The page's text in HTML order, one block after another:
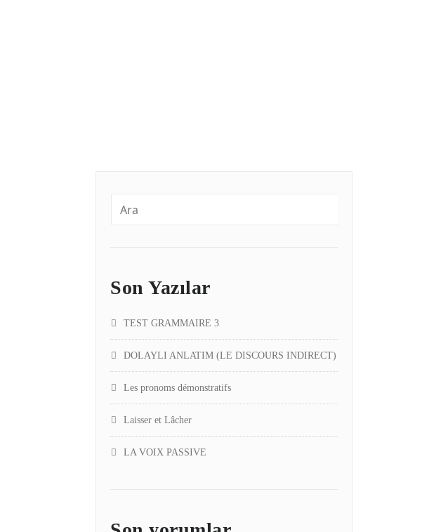
Son Yazılar
TEST GRAMMAIRE 3
DOLAYLI ANLATIM (LE DISCOURS INDIRECT)
Les pronoms démonstratifs
Laisser et Lâcher
LA VOIX PASSIVE